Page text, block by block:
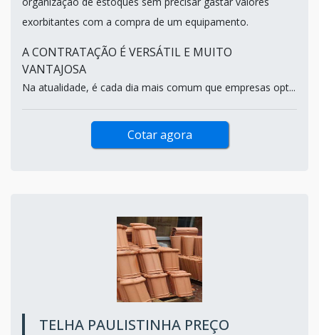
exorbitantes com a compra de um equipamento.
A CONTRATAÇÃO É VERSÁTIL E MUITO
VANTAJOSA
Na atualidade, é cada dia mais comum que empresas opt...
Cotar agora
TELHA PAULISTINHA PREÇO